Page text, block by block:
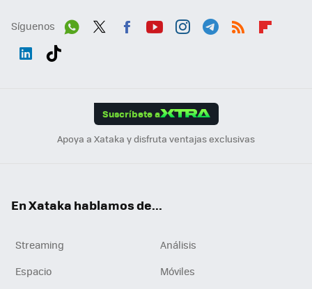
Síguenos
Suscríbete a
Apoya a Xataka y disfruta ventajas exclusivas
En Xataka hablamos de...
Streaming
Análisis
Espacio
Móviles